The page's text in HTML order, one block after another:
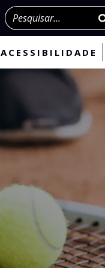
Pesquisar
ACESSIBILIDADE